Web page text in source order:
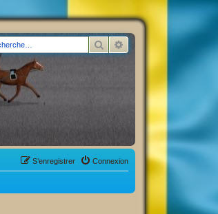
Rechercher
Connexion
S’enregistrer